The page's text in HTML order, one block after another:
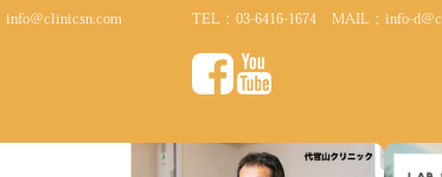
info@clinicsn.com
TEL： 03-6416-1674MAIL： info-